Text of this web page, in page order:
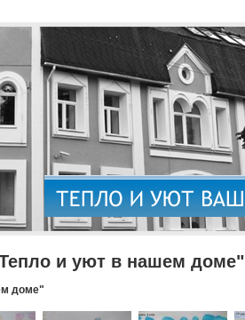
и уют в нашем доме"
доме"